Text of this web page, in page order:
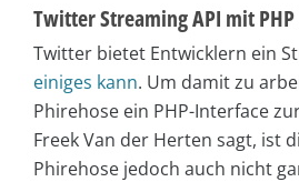
Twitter Streaming API mit
Twitter bietet Entwicklern ein
einiges kann. Um damit zu
Phirehose ein PHP-Interface
Freek Van der Herten sagt, ist
Phirehose jedoch auch nicht